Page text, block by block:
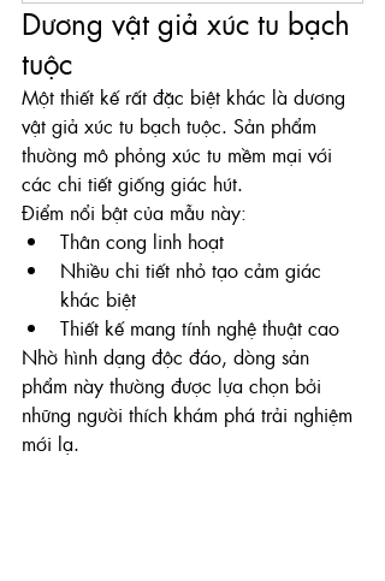
Dương vật giả xúc tu bạch
tuộc
Một thiết kế rất đặc biệt khác là dương
vật giả xúc tu bạch tuộc. Sản phẩm
thường mô phỏng xúc tu mềm mại với
các chi tiết giống giác hút.
Điểm nổi bật của mẫu này:
Thân cong linh hoạt
Nhiều chi tiết nhỏ tạo cảm giác
khác biệt
Thiết kế mang tính nghệ thuật cao
Nhờ hình dạng độc đáo, dòng sản
phẩm này thường được lựa chọn bởi
những người thích khám phá trải nghiệm
mới lạ.